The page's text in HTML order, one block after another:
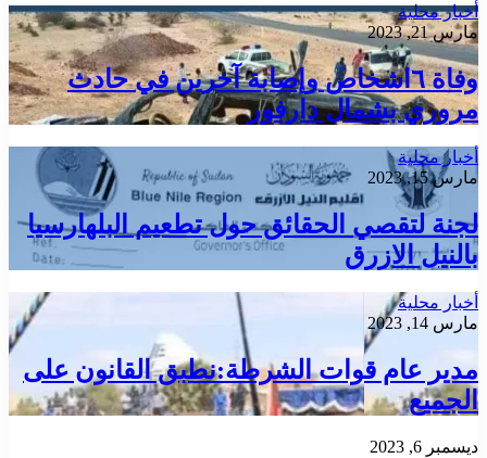
أخبار محلية
مارس 21, 2023
وفاة ٦اشخاص وإصابة آخرين في حادث
مروري بشمال دارفور
أخبار محلية
مارس 15, 2023
لجنة لتقصي الحقائق حول تطعيم البلهارسيا
بالنيل الازرق
أخبار محلية
مارس 14, 2023
مدير عام قوات الشرطة:نطبق القانون على
الجميع
ديسمبر 6, 2023